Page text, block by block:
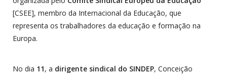
[CSEE], membro da Internacional da Educação, que
representa os trabalhadores da educação e formação na
Europa.
No dia 11, a dirigente sindical do SINDEP, Conceição